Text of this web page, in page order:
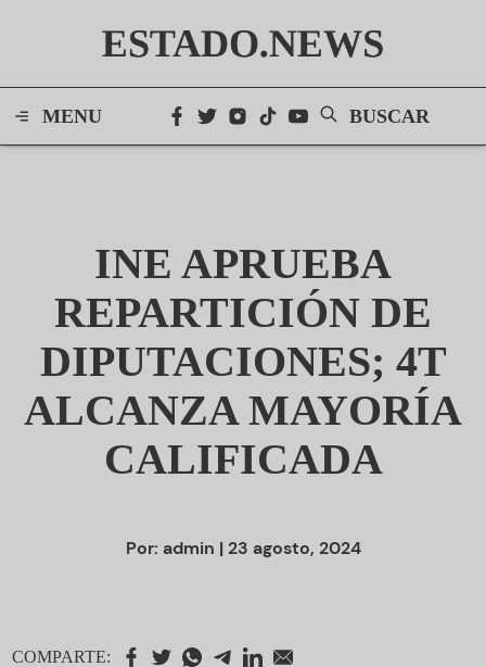
ESTADO.NEWS
MENU BUSCAR
INE APRUEBA
REPARTICIÓN DE
DIPUTACIONES; 4T
ALCANZA MAYORÍA
CALIFICADA
Por: admin | 23 agosto, 2024
COMPARTE: